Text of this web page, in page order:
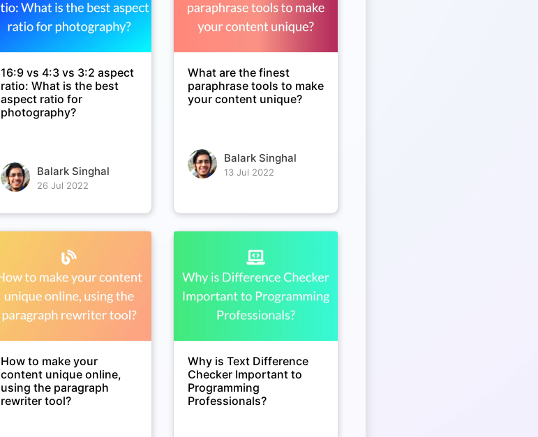
16:9 vs 4:3 vs 3:2 aspect
ratio: What is the best
aspect ratio for
photography?
Balark Singhal
26 Jul 2022
What are the finest
paraphrase tools to make
your content unique?
Balark Singhal
13 Jul 2022
How to make your
content unique online,
using the paragraph
rewriter tool?
Why is Text Difference
Checker Important to
Programming
Professionals?